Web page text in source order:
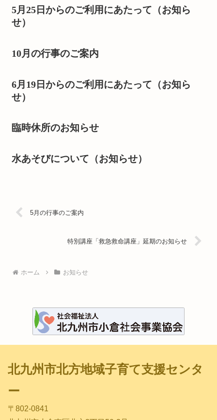
5月25日からのご利用にあたって（お知ら
せ）
10月の行事のご案内
6月19日からのご利用にあたって（お知ら
せ）
臨時休所のお知らせ
水あそびについて（お知らせ）
5月の行事のご案内
特別講座「救急救命講座」延期のお知らせ
ホーム お知らせ
北九州市北方地域子育て支援センタ
ー
〒802-0841